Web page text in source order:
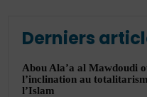
Derniers
Abou Ala’a al Mawdoudi
l’inclination au
l’Islam